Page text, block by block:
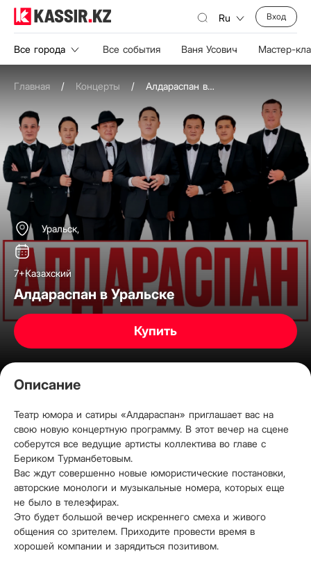
Ru Вход
Все города Все события Ваня Усович Мастер-
Главная / Концерты / Алдараспан в Уральске
Уральск,
7+Казахский
Алдараспан в Уральске
Купить
Описание
Театр юмора и сатиры «Алдараспан» приглашает вас на
свою новую концертную программу. В этот вечер на сцене
соберутся все ведущие артисты коллектива во главе с
Бериком Турманбетовым.
Вас ждут совершенно новые юмористические постановки,
авторские монологи и музыкальные номера, которых еще
не было в телеэфирах.
Это будет большой вечер искреннего смеха и живого
общения со зрителем. Приходите провести время в
хорошей компании и зарядиться позитивом.